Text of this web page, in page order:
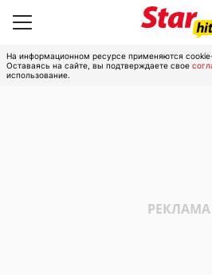
На информационном ресурсе применяются
Оставаясь на сайте, вы подтверждаете свое
использование.